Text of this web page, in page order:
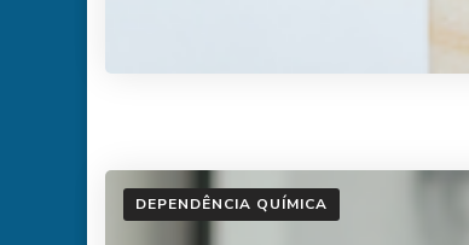
DEPENDÊNCIA QUÍMICA